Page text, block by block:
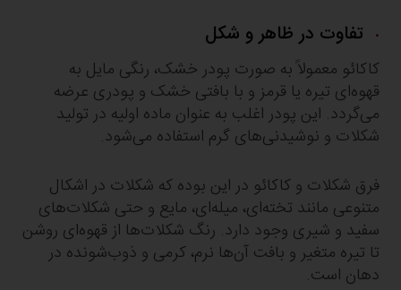
تفاوت در ظاهر و شکل
کاکائو معمولاً به صورت پودر خشک، رنگی مایل به
قهوه‌ای تیره یا قرمز و با بافتی خشک و پودری عرضه
می‌گردد. این پودر اغلب به عنوان ماده اولیه در تولید
شکلات و نوشیدنی‌های گرم استفاده می‌شود.
فرق شکلات و کاکائو در این بوده که شکلات در اشکال
متنوعی مانند تخته‌ای، میله‌ای، مایع و حتی شکلات‌های
سفید و شیری وجود دارد. رنگ شکلات‌ها از قهوه‌ای روشن
تا تیره متغیر و بافت آن‌ها نرم، کرمی و ذوب‌شونده در
دهان است.